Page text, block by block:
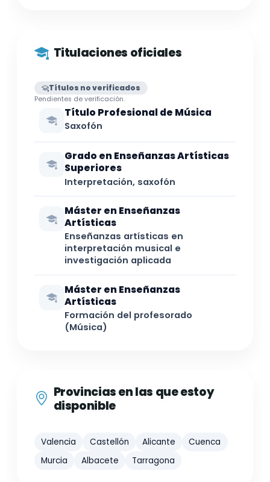
Titulaciones oficiales
Títulos no verificados
Pendientes de verificación.
Título Profesional de Música
Saxofón
Grado en Enseñanzas Artísticas
Superiores
Interpretación, saxofón
Máster en Enseñanzas
Artísticas
Enseñanzas artísticas en
interpretación musical e
investigación aplicada
Máster en Enseñanzas
Artísticas
Formación del profesorado
(Música)
Provincias en las que estoy
disponible
Valencia Castellón Alicante
Cuenca
Murcia
Albacete Tarragona